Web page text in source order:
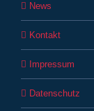
News
Kontakt
Impressum
Datenschutz